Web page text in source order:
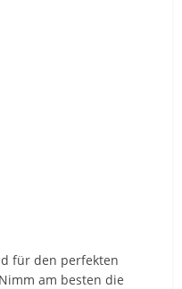
für den perfekten
am besten die